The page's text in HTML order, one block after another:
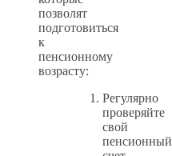
позволят
подготовиться
к
пенсионному
возрасту:
Регулярно
проверяйте
свой
пенсионный